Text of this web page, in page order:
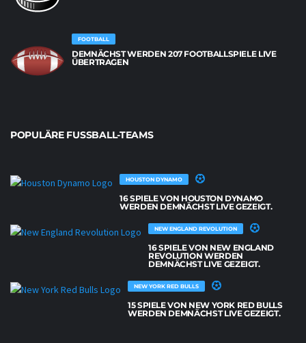
FOOTBALL
DEMNÄCHST WERDEN 207 FOOTBALLSPIELE LIVE
ÜBERTRAGEN
POPULÄRE FUSSBALL-TEAMS
HOUSTON DYNAMO
16 SPIELE VON HOUSTON DYNAMO
WERDEN DEMNÄCHST LIVE GEZEIGT.
NEW ENGLAND REVOLUTION
16 SPIELE VON NEW ENGLAND
REVOLUTION WERDEN
DEMNÄCHST LIVE GEZEIGT.
NEW YORK RED BULLS
15 SPIELE VON NEW YORK RED BULLS
WERDEN DEMNÄCHST LIVE GEZEIGT.